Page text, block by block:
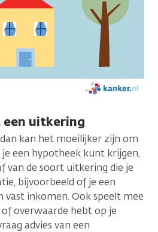
een uitkering
kan het moeilijker zijn om
een hypotheek kunt krijgen,
van de soort uitkering die je
bijvoorbeeld of je een
inkomen. Ook speelt mee
overwaarde hebt op je
advies van een